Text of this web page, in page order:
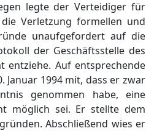
legte der Verteidiger für
Verletzung formellen und
unaufgefordert auf die
der Geschäftsstelle des
entziehe. Auf entsprechende
1994 mit, dass er zwar
genommen habe, eine
möglich sei. Er stellte dem
Abschließend wies er